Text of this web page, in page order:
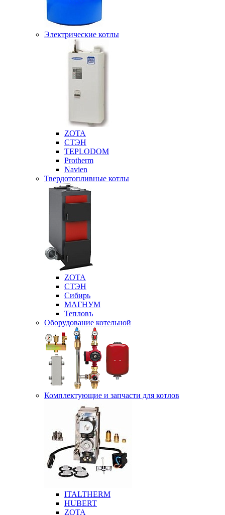
Электрические котлы
ZOTA
СТЭН
TEPLODOM
Protherm
Navien
Твердотопливные котлы
ZOTA
СТЭН
Сибирь
МАГНУМ
Тепловъ
Оборудование котельной
Комплектующие и запчасти для котлов
ITALTHERM
HUBERT
ZOTA